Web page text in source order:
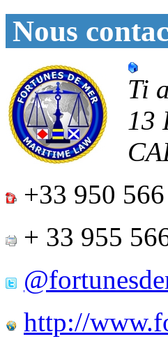
Nous
Ti
13
+33 950
+ 33 955
http://